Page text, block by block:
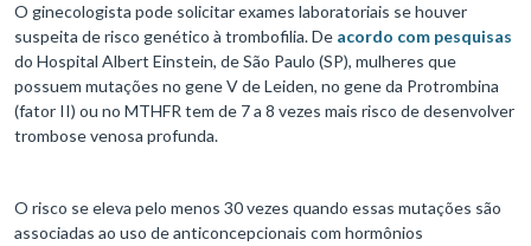
O ginecologista pode solicitar exames laboratoriais se houver
suspeita de risco genético à trombofilia. De acordo com pesquisas
do Hospital Albert Einstein, de São Paulo (SP), mulheres que
possuem mutações no gene V de Leiden, no gene da Protrombina
(fator II) ou no MTHFR tem de 7 a 8 vezes mais risco de desenvolver
trombose venosa profunda.
O risco se eleva pelo menos 30 vezes quando essas mutações são
associadas ao uso de anticoncepcionais com hormônios